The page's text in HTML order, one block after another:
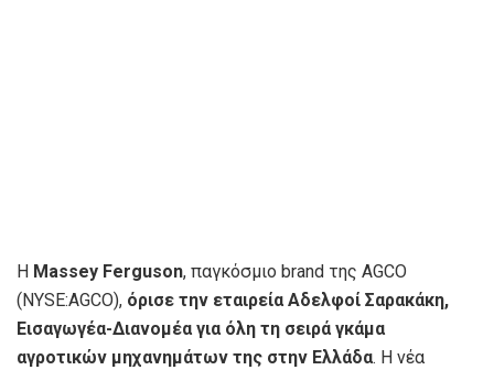
Η Massey Ferguson, παγκόσμιο brand της AGCO
(NYSE:AGCO), όρισε την εταιρεία Αδελφοί Σαρακάκη,
Εισαγωγέα-Διανομέα για όλη τη σειρά γκάμα
αγροτικών μηχανημάτων της στην Ελλάδα. Η νέα